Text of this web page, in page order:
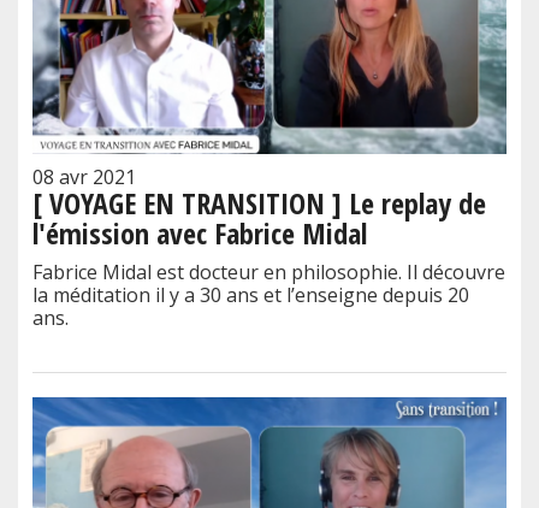
08 avr 2021
[ VOYAGE EN TRANSITION ] Le replay de
l'émission avec Fabrice Midal
Fabrice Midal est docteur en philosophie. Il découvre
la méditation il y a 30 ans et l’enseigne depuis 20
ans.